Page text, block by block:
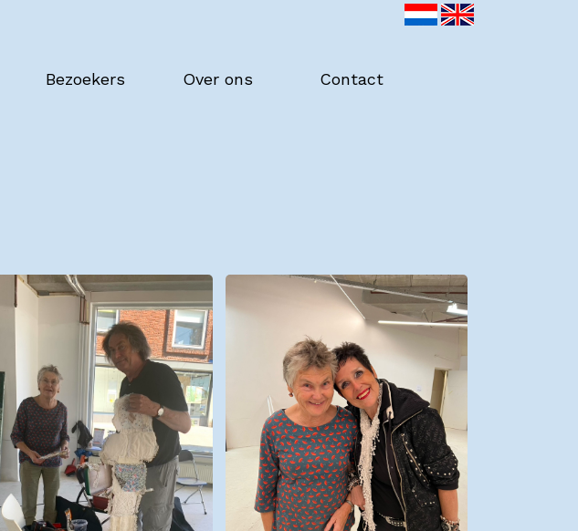
Bezoekers Over ons Contact